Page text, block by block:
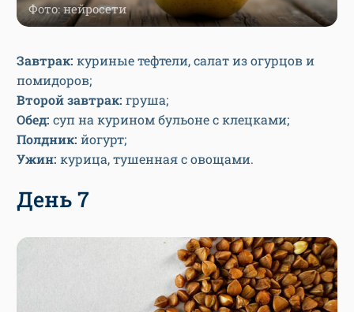
Фото: нейросети
Завтрак: куриные тефтели, салат из огурцов и
помидоров;
Второй завтрак: груша;
Обед: суп на курином бульоне с клецками;
Полдник: йогурт;
Ужин: курица, тушенная с овощами.
День 7